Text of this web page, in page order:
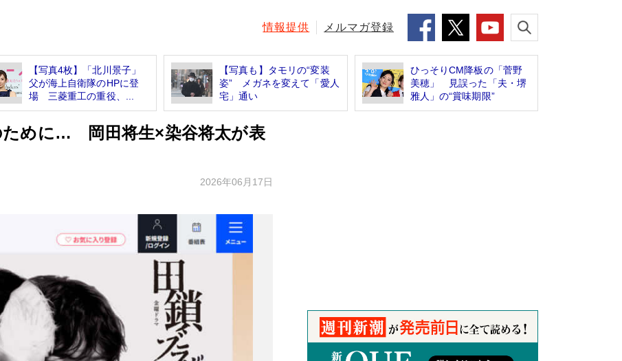
情報提供 メルマガ登録
【写真4枚】「北川景子」
父が海上自衛隊のHPに登
場 三菱重工の重役、...
【写真も】タモリの“変装
姿” メガネを変えて「愛人
宅」通い
ひっそりCM降板の「菅野
美穂」 見誤った「夫・堺
雅人」の“賞味期限”
ために… 岡田将生×染谷将太が表
2026年06月17日